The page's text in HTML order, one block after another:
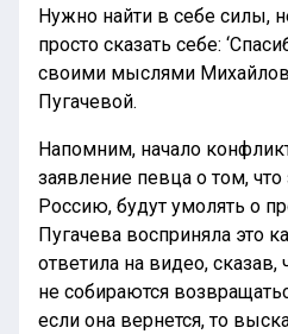
Нужно найти в себе силы,
просто сказать себе:
своими мыслями
Пугачевой.
Напомним, начало
заявление певца о том,
Россию, будут умолять о
Пугачева восприняла это
ответила на видео,
не собираются
если она вернется, то